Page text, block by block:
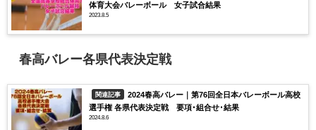
体育大会バレーボール 女子試合結果
2023.8.5
春高バレー各県代表決定戦
関連記事
2024春高バレー｜第76回全日本バレーボール高校
選手権 各県代表決定戦 要項･組合せ･結果
2024.8.6